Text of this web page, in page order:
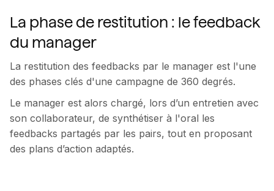
La phase de restitution : le feedback
du manager
La restitution des feedbacks par le manager est l'une
des phases clés d'une campagne de 360 degrés.
Le manager est alors chargé, lors d’un entretien avec
son collaborateur, de synthétiser à l'oral les
feedbacks partagés par les pairs, tout en proposant
des plans d’action adaptés.